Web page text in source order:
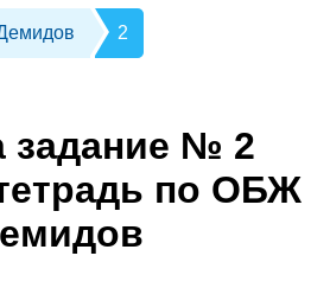
2
задание № 2
по ОБЖ